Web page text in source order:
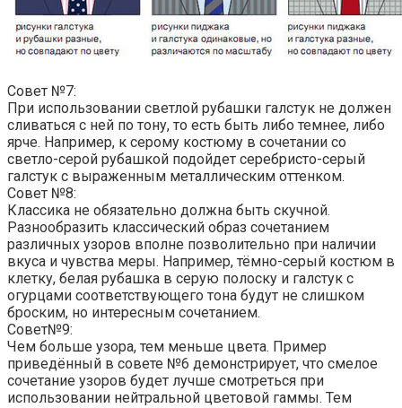
Совет №7:
При использовании светлой рубашки галстук не должен
сливаться с ней по тону, то есть быть либо темнее, либо
ярче. Например, к серому костюму в сочетании со
светло-серой рубашкой подойдет серебристо-серый
галстук с выраженным металлическим оттенком.
Совет №8:
Классика не обязательно должна быть скучной.
Разнообразить классический образ сочетанием
различных узоров вполне позволительно при наличии
вкуса и чувства меры. Например, тёмно-серый костюм в
клетку, белая рубашка в серую полоску и галстук с
огурцами соответствующего тона будут не слишком
броским, но интересным сочетанием.
Совет№9:
Чем больше узора, тем меньше цвета. Пример
приведённый в совете №6 демонстрирует, что смелое
сочетание узоров будет лучше смотреться при
использовании нейтральной цветовой гаммы. Тем